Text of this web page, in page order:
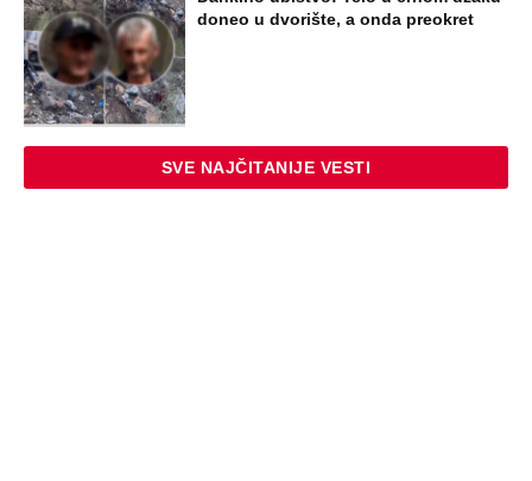
doneo u dvorište, a onda preokret
SVE NAJČITANIJE VESTI